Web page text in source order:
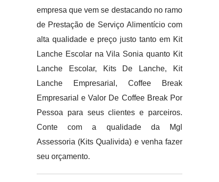
empresa que vem se destacando no ramo
de Prestação de Serviço Alimentício com
alta qualidade e preço justo tanto em Kit
Lanche Escolar na Vila Sonia quanto Kit
Lanche Escolar, Kits De Lanche, Kit
Lanche Empresarial, Coffee Break
Empresarial e Valor De Coffee Break Por
Pessoa para seus clientes e parceiros.
Conte com a qualidade da Mgl
Assessoria (Kits Qualivida) e venha fazer
seu orçamento.